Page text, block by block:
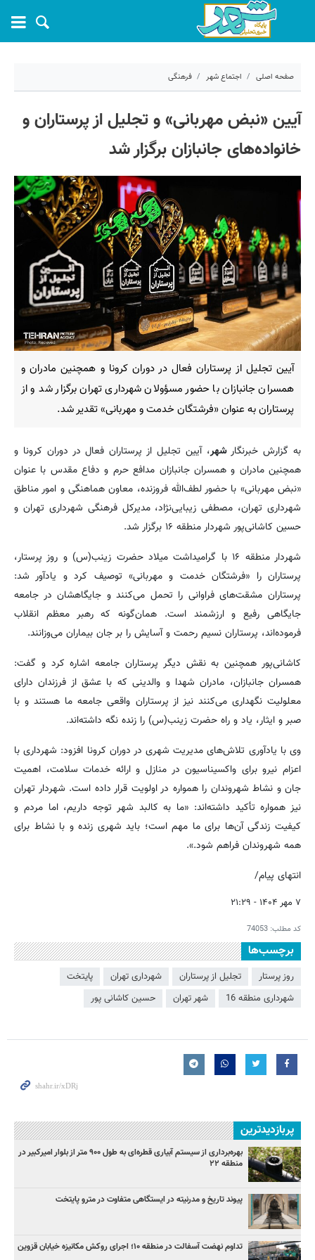
صفحه اصلی اجتماع شهر فرهنگی
آیین «نبض مهربانی» و تجلیل از پرستاران و
خانواده‌های جانبازان برگزار شد
آیین تجلیل از پرستاران فعال در دوران کرونا و همچنین مادران و
همسران جانبازان با حضور مسؤولان شهرداری تهران برگزار شد و از
پرستاران به عنوان «فرشتگان خدمت و مهربانی» تقدیر شد.
به گزارش خبرنگارشهر، آیین تجلیل از پرستاران فعال در دوران کرونا و
همچنین مادران و همسران جانبازان مدافع حرم و دفاع مقدس با عنوان
«نبض مهربانی» با حضور لطف‌الله فروزنده، معاون هماهنگی و امور مناطق
شهرداری تهران، مصطفی زیبایی‌نژاد، مدیرکل فرهنگی شهرداری تهران و
حسین کاشانی‌پور شهردار منطقه ۱۶ برگزار شد.
شهردار منطقه ۱۶ با گرامیداشت میلاد حضرت زینب(س) و روز پرستار،
پرستاران را «فرشتگان خدمت و مهربانی» توصیف کرد و یادآور شد:
پرستاران مشقت‌های فراوانی را تحمل می‌کنند و جایگاهشان در جامعه
جایگاهی رفیع و ارزشمند است. همان‌گونه که رهبر معظم انقلاب
فرموده‌اند، پرستاران نسیم رحمت و آسایش را بر جان بیماران می‌وزانند.
کاشانی‌پور همچنین به نقش دیگر پرستاران جامعه اشاره کرد و گفت:
همسران جانبازان، مادران شهدا و والدینی که با عشق از فرزندان دارای
معلولیت نگهداری می‌کنند نیز از پرستاران واقعی جامعه ما هستند و با
صبر و ایثار، یاد و راه حضرت زینب(س) را زنده نگه داشته‌اند.
وی با یادآوری تلاش‌های مدیریت شهری در دوران کرونا افزود: شهرداری با
اعزام نیرو برای واکسیناسیون در منازل و ارائه خدمات سلامت، اهمیت
جان و نشاط شهروندان را همواره در اولویت قرار داده است. شهردار تهران
نیز همواره تأکید داشته‌اند: «ما به کالبد شهر توجه داریم، اما مردم و
کیفیت زندگی آن‌ها برای ما مهم است؛ باید شهری زنده و با نشاط برای
همه شهروندان فراهم شود.».
انتهای پیام/
۷ مهر ۱۴۰۴ - ۲۱:۲۹
کد مطلب: 74053
برچسب‌ها
روز پرستار تجلیل از پرستاران شهرداری تهران
پایتخت
شهرداری منطقه 16
شهر تهران حسین کاشانی پور
پربازدیدترین
بهره‌برداری از سیستم آبیاری قطره‌ای به طول ۹۰۰ متر از بلوار امیرکبیر در
منطقه ۲۲
پیوند تاریخ و مدرنیته در ایستگاهی متفاوت در مترو پایتخت
تداوم نهضت آسفالت در منطقه ۱۰؛ اجرای روکش مکانیزه خیابان قزوین